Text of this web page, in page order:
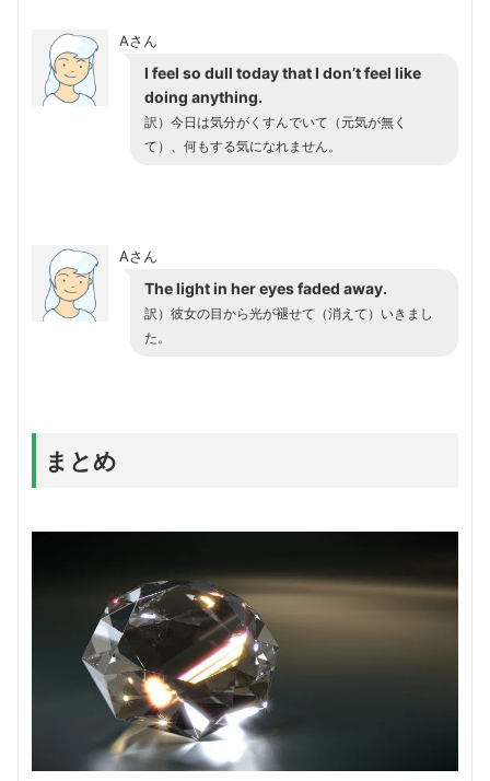
Aさん
I feel so dull today that I don’t feel like
doing anything.
訳）今日は気分がくすんでいて（元気が無く
て）、何もする気になれません。
Aさん
The light in her eyes faded away.
訳）彼女の目から光が褪せて（消えて）いきまし
た。
まとめ